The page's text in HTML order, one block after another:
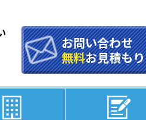
お問い合わせ
無料お見積もり